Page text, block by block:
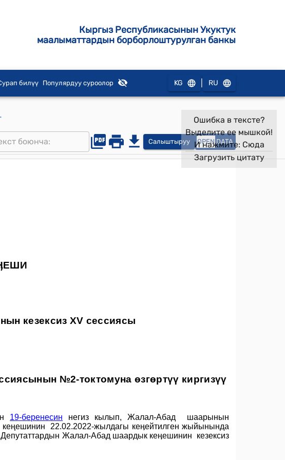
Кыргыз Республикасынын Укуктук
маалыматтардын борборлоштурулган банкы
билүү Популярдуу суроолор KG RU
өзгөртүү киргизүү жөнүндө" токтому
Салыштыруу OPEN DATA
Ошибка в тексте?
Выделите ее мышкой!
И нажмите: Сюда
Загрузить цитату